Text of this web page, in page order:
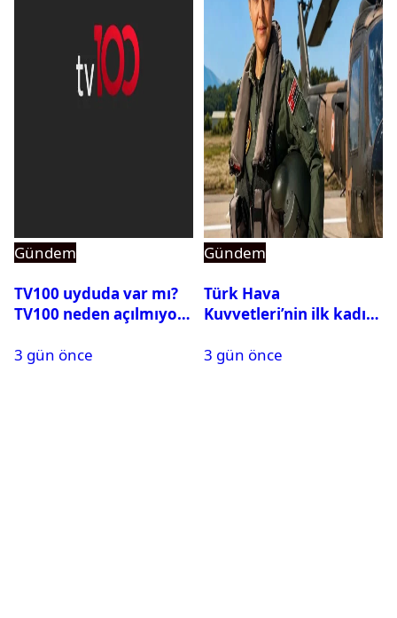
Gündem
TV100 uyduda var mı?
TV100 neden açılmıyor?
3 gün önce
Gündem
Türk Hava
Kuvvetleri’nin ilk kadın
Karapınar hakkında
3 gün önce